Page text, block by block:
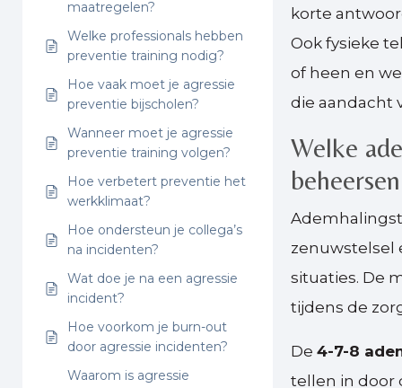
maatregelen?
Welke professionals hebben
preventie training nodig?
Hoe vaak moet je agressie
preventie bijscholen?
Wanneer moet je agressie
preventie training volgen?
Hoe verbetert preventie het
werkklimaat?
Hoe ondersteun je collega’s
na incidenten?
Wat doe je na een agressie
incident?
Hoe voorkom je burn-out
door agressie incidenten?
Waarom is agressie
korte
Ook fysieke
of heen en
die aandacht
Welke
zenuwstelsel
situaties. De
tijdens de
De 4-7-8
tellen in door